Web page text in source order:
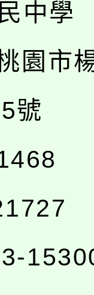
中學
園市
號